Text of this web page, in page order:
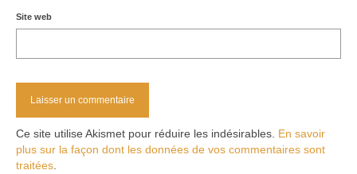
Site web
Ce site utilise Akismet pour réduire les indésirables. En savoir
plus sur la façon dont les données de vos commentaires sont
traitées